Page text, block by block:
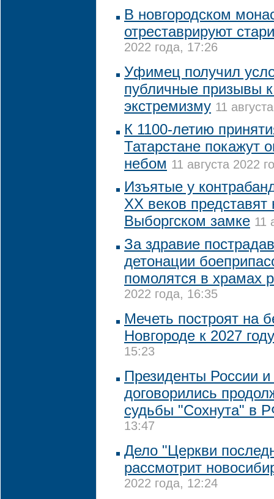
В новгородском
отреставрируют
2022 года, 17:26
Уфимец получил
публичные призывы
экстремизму 11
К 1100-летию
Татарстане покажут
небом 11 августа 2022
Изъятые у
XX веков
Выборгском замке 11
За здравие
детонации
помолятся в храмах
2022 года, 16:35
Мечеть построят на
Новгороде к 2027 году
15:23
Президенты России
договорились
судьбы "Сохнута" в
13:47
Дело "Церкви
рассмотрит
2022 года, 12:24